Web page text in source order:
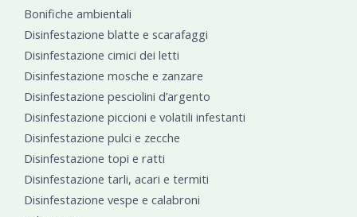
Bonifiche ambientali
Disinfestazione blatte e scarafaggi
Disinfestazione cimici dei letti
Disinfestazione mosche e zanzare
Disinfestazione pesciolini d’argento
Disinfestazione piccioni e volatili infestanti
Disinfestazione pulci e zecche
Disinfestazione topi e ratti
Disinfestazione tarli, acari e termiti
Disinfestazione vespe e calabroni